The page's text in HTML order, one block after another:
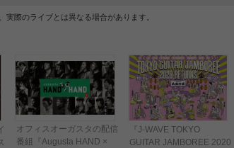
際のライブとは異なる場合があります。
オフィスオーガスタの配信
番組『Augusta HAND ×
『J-WAVE TOKYO
GUITAR JAMBOREE 2020